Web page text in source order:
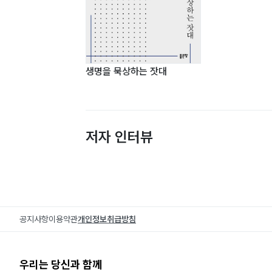
생명을 묵상하는 잣대
저자 인터뷰
공지사항이용약관개인정보취급방침
우리는 당신과 함께